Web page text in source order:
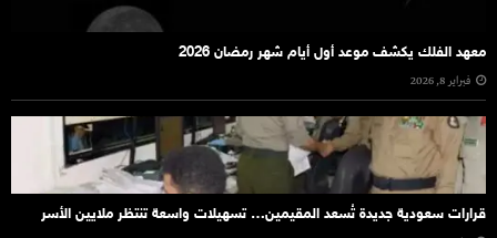
معهد الفلك يكشف موعد أول أيام شهر رمضان 2026
فبراير 8, 2026
قرارات سعودية جديدة تُسعد المقيمين… تسهيلات واسعة تنتظر ملايين الأسر